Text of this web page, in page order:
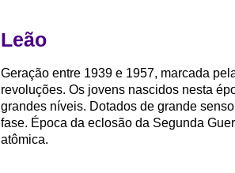
Leão
Geração entre 1939 e 1957, marcada
revoluções. Os jovens nascidos nesta
grandes níveis. Dotados de grande
fase. Época da eclosão da Segunda
atômica.